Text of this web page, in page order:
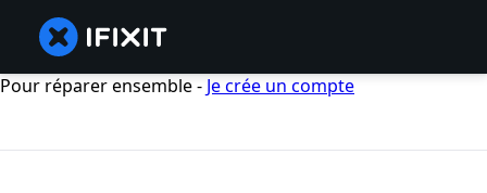
Pour réparer ensemble - Je crée un compte